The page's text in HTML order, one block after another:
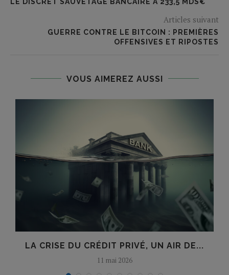
Articles suivant
GUERRE CONTRE LE BITCOIN : PREMIÈRES
OFFENSIVES ET RIPOSTES
VOUS AIMEREZ AUSSI
LA CRISE DU CRÉDIT PRIVÉ, UN AIR DE...
11 mai 2026